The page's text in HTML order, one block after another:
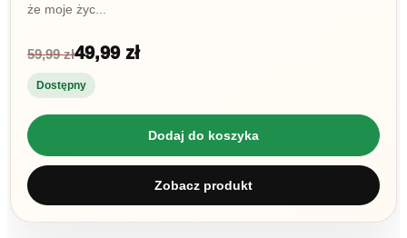
że moje życ...
59,99 zł49,99 zł
Dostępny
Dodaj do koszyka
Zobacz produkt